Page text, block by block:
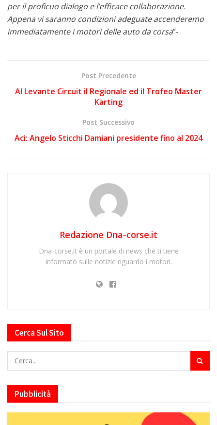
per il proficuo dialogo e l’efficace collaborazione.
Appena vi saranno condizioni adeguate accenderemo
immediatamente i motori delle auto da corsa”-
Post Precedente
Al Levante Circuit il Regionale ed il Trofeo Master
Karting
Post Successivo
Aci: Angelo Sticchi Damiani presidente fino al 2024
Redazione Dna-corse.it
Dna-corse.it è un portale di news che ti tiene
informato sulle notizie riguardo i motori.
Cerca Sul Sito
Pubblicità